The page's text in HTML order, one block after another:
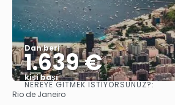
Dan beri
1.639 €
kişi başı
NEREYE GITMEK ISTIYORSUNUZ?:
Rio de Janeiro